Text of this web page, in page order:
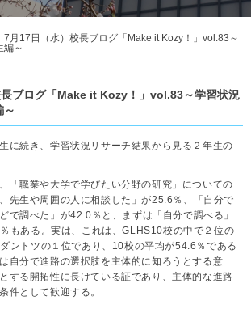
7月17日（水）校長ブログ「Make it Kozy！」vol.83～
編～
ブログ「Make it Kozy！」vol.83～学習状況
～
に続き、学習状況リサーチ結果から見る２年生の
「職業や大学で学びたい分野の研究」についての
先生や周囲の人に相談した」が25.6％、「自分で
で調べた」が42.0％と、まずは「自分で調べる」
もある。実は、これは、GLHS10校の中で２位の
ントツの１位であり、10校の平均が54.6％である
自分で進路の選択肢を主体的に知ろうとする意
する開拓性に長けている証であり、主体的な進路
件として歓迎する。